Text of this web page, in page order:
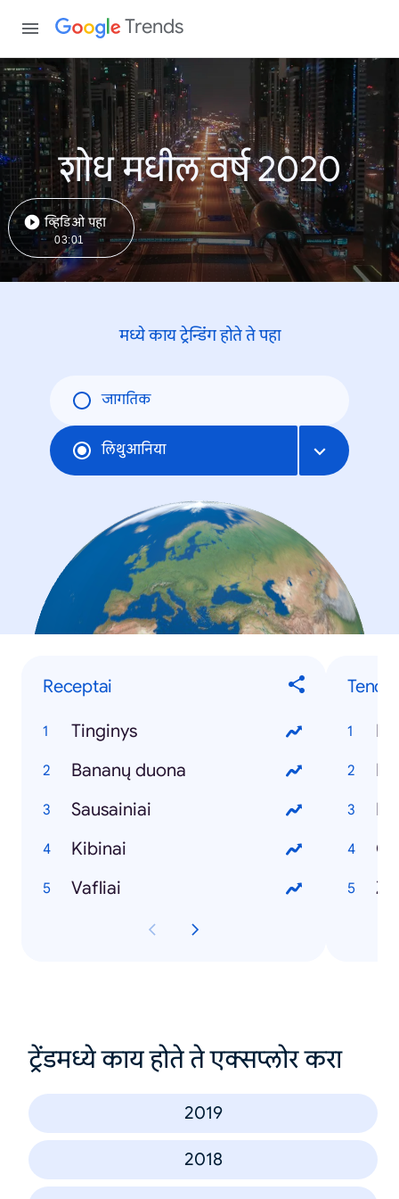
Trends
शोध मधील वर्ष 2020
व्हिडिओ पहा
03:01
मध्ये काय ट्रेन्डिंंग होते ते पहा
जागतिक
लिथुआनिया
Receptai
Tinginys
Bananų duona
Sausainiai
Kibinai
Vafliai
ट्रेंडमध्ये काय होते ते एक्सप्लोर करा
2019
2018